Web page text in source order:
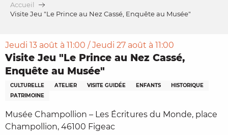
Accueil
Visite Jeu "Le Prince au Nez Cassé, Enquête au Musée"
Jeudi 13 août à 11:00 / Jeudi 27 août à 11:00
Visite Jeu "Le Prince au Nez Cassé,
Enquête au Musée"
CULTURELLE ATELIER VISITE GUIDÉE ENFANTS
HISTORIQUE
PATRIMOINE
Musée Champollion – Les Écritures du Monde, place
Champollion, 46100 Figeac